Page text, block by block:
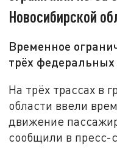
Новосибирской
Временное
трёх федеральных
На трёх трассах в
области ввели
движение
сообщили в пресс-